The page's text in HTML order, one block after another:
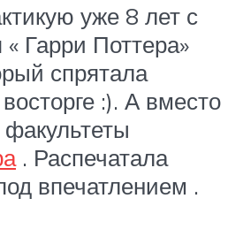
уже 8 лет с
Гарри Поттера»
спрятала
:). А вместо
. Распечатала
впечатлением .